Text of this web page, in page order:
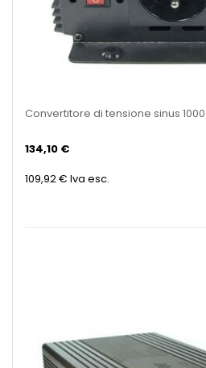
Convertitore di tensione sinus
134,10 €
109,92 € Iva esc.